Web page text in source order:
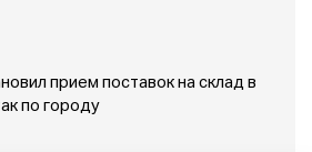
прием поставок на склад в
по городу